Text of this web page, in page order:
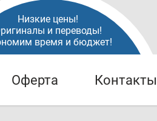
Низкие цены!
и переводы!
время и бюджет!
Оферта Контакты